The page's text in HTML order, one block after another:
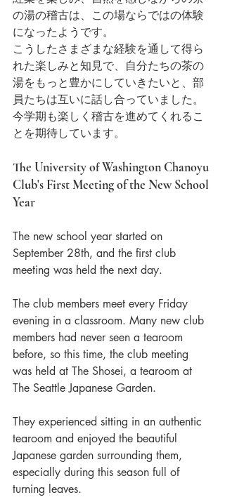
の湯の稽古は、この場ならではの体験
になったようです。
こうしたさまざまな経験を通して得ら
れた楽しみと知見で、自分たちの茶の
湯をもっと豊かにしていきたいと、部
員たちは互いに話し合っていました。
今学期も楽しく稽古を進めてくれるこ
とを期待しています。
The University of Washington Chanoyu
Club's First Meeting of the New School
Year
The new school year started on
September 28th, and the first club
meeting was held the next day.
The club members meet every Friday
evening in a classroom. Many new club
members had never seen a tearoom
before, so this time, the club meeting
was held at The Shosei, a tearoom at
The Seattle Japanese Garden.
They experienced sitting in an authentic
tearoom and enjoyed the beautiful
Japanese garden surrounding them,
especially during this season full of
turning leaves.